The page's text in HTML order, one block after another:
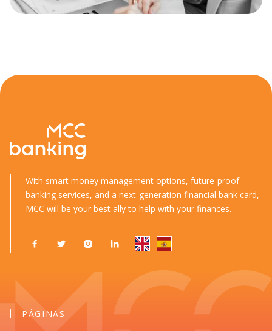
With smart money management options, future-proof
banking services, and a next-generation financial bank card,
MCC will be your best ally to help with your finances.
   
PÁGINAS